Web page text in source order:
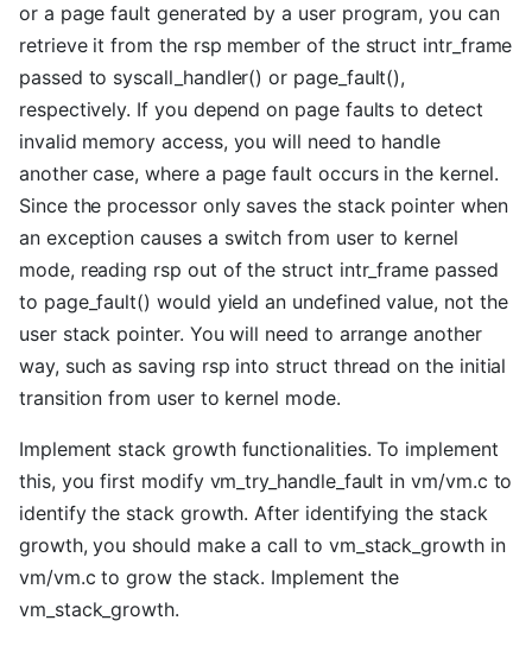
or a page fault generated by a user program, you can
retrieve it from the rsp member of the struct intr_frame
passed to syscall_handler() or page_fault(),
respectively. If you depend on page faults to detect
invalid memory access, you will need to handle
another case, where a page fault occurs in the kernel.
Since the processor only saves the stack pointer when
an exception causes a switch from user to kernel
mode, reading rsp out of the struct intr_frame passed
to page_fault() would yield an undefined value, not the
user stack pointer. You will need to arrange another
way, such as saving rsp into struct thread on the initial
transition from user to kernel mode.
Implement stack growth functionalities. To implement
this, you first modify vm_try_handle_fault in vm/vm.c to
identify the stack growth. After identifying the stack
growth, you should make a call to vm_stack_growth in
vm/vm.c to grow the stack. Implement the
vm_stack_growth.